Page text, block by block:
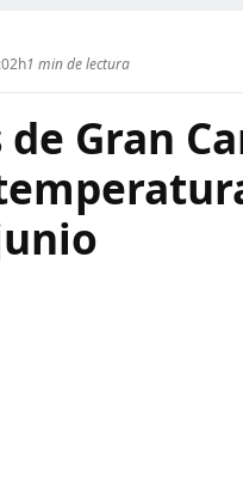
1 min de lectura
de Gran